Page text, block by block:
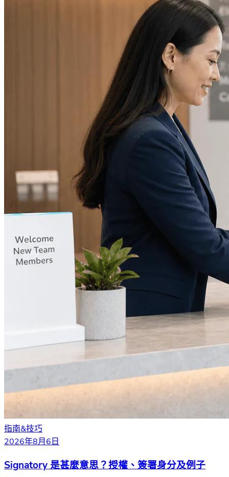
指南&技巧
2026年8月6日
Signatory 是甚麼意思？授權、簽署身分及例子